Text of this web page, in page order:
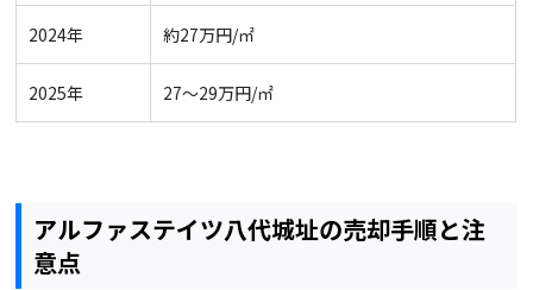
2024年 約27万円/㎡
2025年 27〜29万円/㎡
アルファステイツ八代城址の売却手順と注
意点